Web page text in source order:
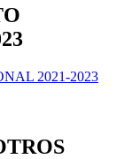
2021-2023